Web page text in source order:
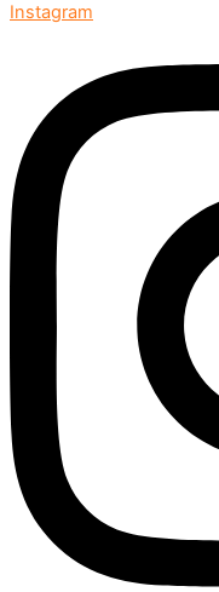
Instagram